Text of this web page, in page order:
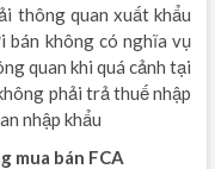
thông quan xuất khẩu
bán không có nghĩa vụ
quan khi quá cảnh tại
phải trả thuế nhập
nhập khẩu
mua bán FCA